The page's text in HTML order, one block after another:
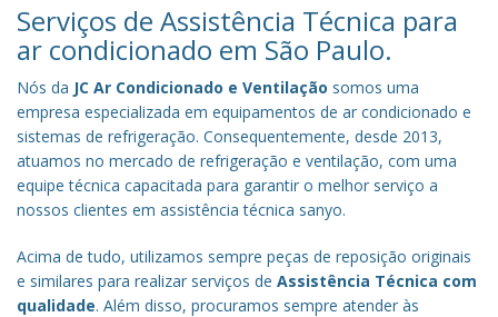
Serviços de Assistência Técnica para
ar condicionado em São Paulo.
Nós da JC Ar Condicionado e Ventilação somos uma
empresa especializada em equipamentos de ar condicionado e
sistemas de refrigeração. Consequentemente, desde 2013,
atuamos no mercado de refrigeração e ventilação, com uma
equipe técnica capacitada para garantir o melhor serviço a
nossos clientes em assistência técnica sanyo.
Acima de tudo, utilizamos sempre peças de reposição originais
e similares para realizar serviços de Assistência Técnica com
qualidade. Além disso, procuramos sempre atender às